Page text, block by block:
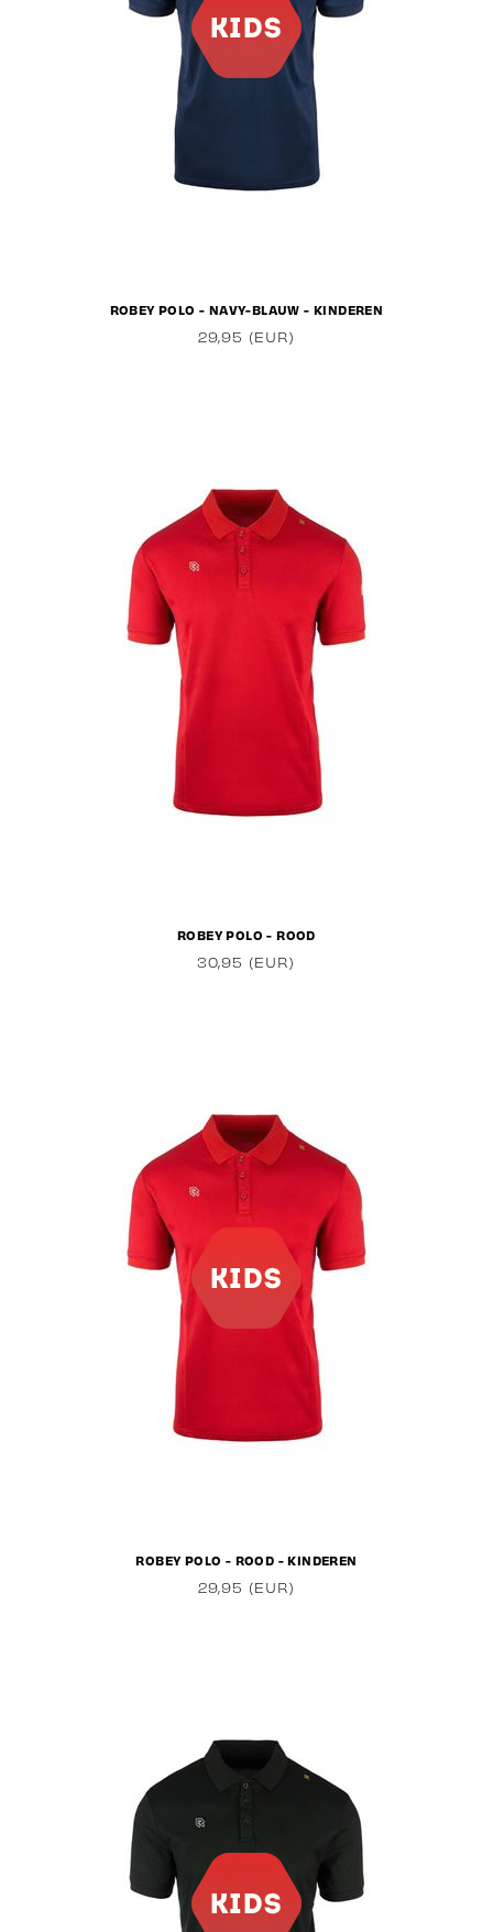
ROBEY POLO - NAVY-BLAUW - KINDEREN
29,95 (EUR)
ROBEY POLO - ROOD
30,95 (EUR)
ROBEY POLO - ROOD - KINDEREN
29,95 (EUR)